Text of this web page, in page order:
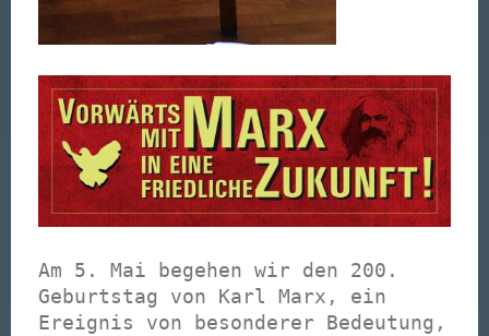
Am 5. Mai begehen wir den 200.
Geburtstag von Karl Marx, ein
Ereignis von besonderer Bedeutung,